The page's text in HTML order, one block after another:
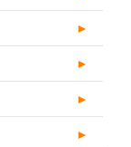
►
►
►
►